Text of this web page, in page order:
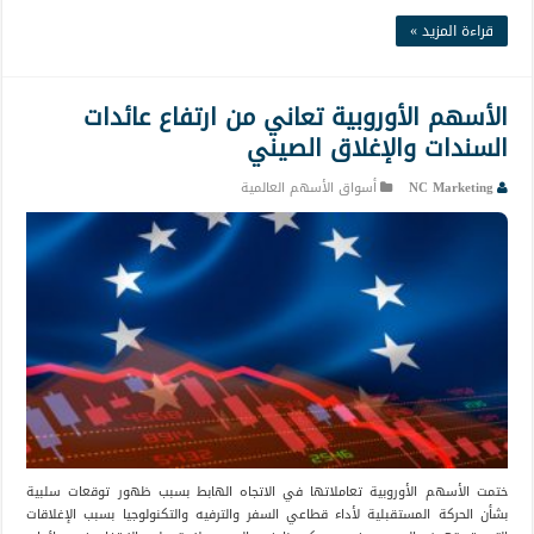
قراءة المزيد »
الأسهم الأوروبية تعاني من ارتفاع عائدات
السندات والإغلاق الصيني
NC Marketing أسواق الأسهم العالمية
ختمت الأسهم الأوروبية تعاملاتها في الاتجاه الهابط بسبب ظهور توقعات سلبية
بشأن الحركة المستقبلية لأداء قطاعي السفر والترفيه والتكنولوجيا بسبب الإغلاقات